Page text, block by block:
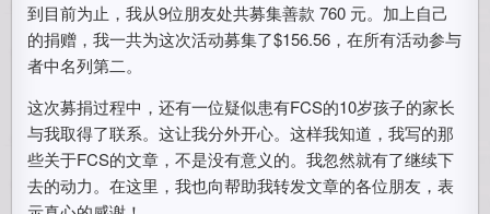
到目前为止，我从9位朋友处共募集善款 760 元。加上自己
的捐赠，我一共为这次活动募集了$156.56，在所有活动参与
者中名列第二。
这次募捐过程中，还有一位疑似患有FCS的10岁孩子的家长
与我取得了联系。这让我分外开心。这样我知道，我写的那
些关于FCS的文章，不是没有意义的。我忽然就有了继续下
去的动力。在这里，我也向帮助我转发文章的各位朋友，表